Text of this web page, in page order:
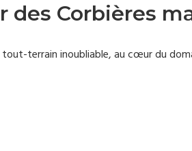
Corbières
terrain inoubliable, au cœur du